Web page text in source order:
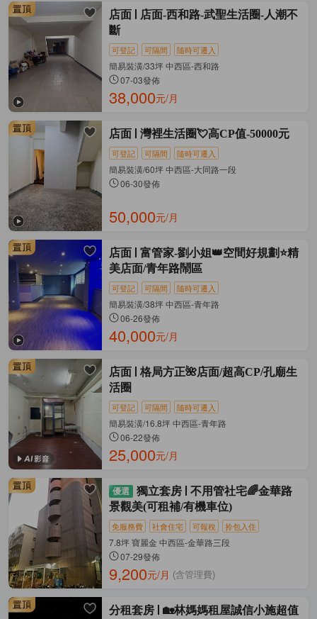
店面
店面-西和路-武聖生活圈-人潮不
斷
可登記 可隔間 隨時可遷入
簡易裝潢/33坪 中西區-西和路
07-03發佈
38,000元/月
店面 灣裡生活圈💘高CP值-50000元
可登記 可隔間 隨時可遷入
簡易裝潢/60坪 中西區-大同路一段
06-30發佈
50,000元/月
店面
富管家-劉小姐👑空間好規劃⭐精
美店面/青年路鬧區
可登記 可隔間 隨時可遷入
簡易裝潢/38坪 中西區-青年路
06-26發佈
40,000元/月
店面
格局方正🌺店面/超高CP/孔廟生
活圈
可登記 可隔間 隨時可遷入
簡易裝潢/16.8坪 中西區-青年路
06-22發佈
25,000元/月
獨立套房
不用管社宅🌈金華路
景觀美(可租補/有機車位)
免服務費 社會住宅 可報稅 拎包入住
7.8坪 寶麗金 中西區-金華路三段
07-29發佈
9,200元/月 (含管理費)
分租套房
🏡林媽媽租屋誠信小施超值